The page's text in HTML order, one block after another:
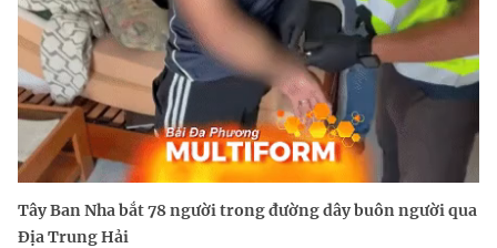
Tây Ban Nha bắt 78 người trong đường dây buôn người qua
Địa Trung Hải